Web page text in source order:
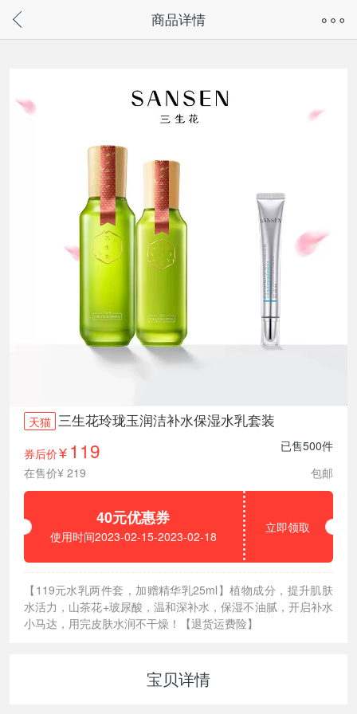
请通过微信或支付宝搜“奇兔客小程序”访问
商品详情
天猫 三生花玲珑玉润洁补水保湿水乳套装
券后价¥ 119
已售500件
在售价¥ 219
包邮
40元优惠券
使用时间2023-02-15-2023-02-18
立即领取
【119元水乳两件套，加赠精华乳25ml】植物成分，提升肌肤
水活力，山茶花+玻尿酸，温和深补水，保湿不油腻，开启补水
小马达，用完皮肤水润不干燥！【退货运费险】
宝贝详情